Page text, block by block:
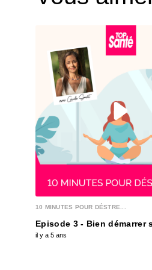
10 MINUTES POUR DÉSTRE...
Episode 3 - Bien démarrer
il y a 5 ans